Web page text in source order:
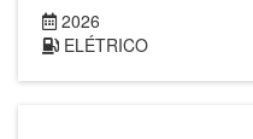
2026
ELÉTRICO